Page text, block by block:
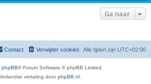
Ga naar
Alle tijden zijn UTC+02:00
Verwijder cookies
Contact
phpBB® Forum Software © phpBB Limited
vertaling doorphpBB.nl